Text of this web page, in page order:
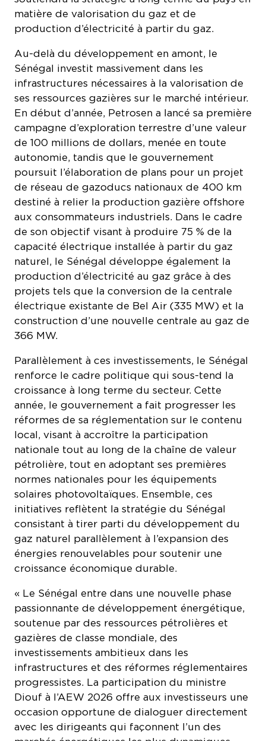
matière de valorisation du gaz et de
production d’électricité à partir du gaz.
Sénégal investit massivement dans les
infrastructures nécessaires à la valorisation de
ses ressources gazières sur le marché intérieur.
En début d’année, Petrosen a lancé sa première
campagne d’exploration terrestre d’une valeur
de 100 millions de dollars, menée en toute
autonomie, tandis que le gouvernement
poursuit l’élaboration de plans pour un projet
de réseau de gazoducs nationaux de 400 km
destiné à relier la production gazière offshore
aux consommateurs industriels. Dans le cadre
de son objectif visant à produire 75 % de la
capacité électrique installée à partir du gaz
naturel, le Sénégal développe également la
production d’électricité au gaz grâce à des
projets tels que la conversion de la centrale
électrique existante de Bel Air (335 MW) et la
construction d’une nouvelle centrale au gaz de
366 MW.
renforce le cadre politique qui sous-tend la
croissance à long terme du secteur. Cette
année, le gouvernement a fait progresser les
réformes de sa réglementation sur le contenu
local, visant à accroître la participation
nationale tout au long de la chaîne de valeur
pétrolière, tout en adoptant ses premières
normes nationales pour les équipements
solaires photovoltaïques. Ensemble, ces
initiatives reflètent la stratégie du Sénégal
consistant à tirer parti du développement du
gaz naturel parallèlement à l’expansion des
énergies renouvelables pour soutenir une
croissance économique durable.
passionnante de développement énergétique,
soutenue par des ressources pétrolières et
gazières de classe mondiale, des
investissements ambitieux dans les
infrastructures et des réformes réglementaires
progressistes. La participation du ministre
Diouf à l’AEW 2026 offre aux investisseurs une
occasion opportune de dialoguer directement
avec les dirigeants qui façonnent l’un des
marchés énergétiques les plus dynamiques